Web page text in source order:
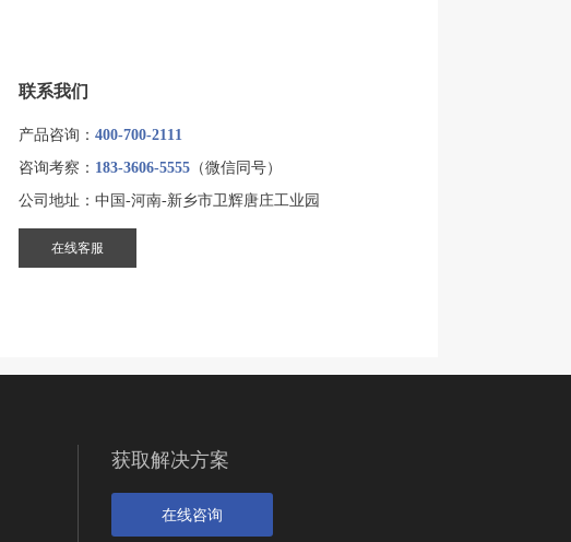
材年产千万吨砂石骨料生产线
联系我们
产品咨询： 400-700-2111
咨询考察： 183-3606-5555 （微信同号）
公司地址：中国-河南-新乡市卫辉唐庄工业园
在线客服
获取解决方案
在线咨询